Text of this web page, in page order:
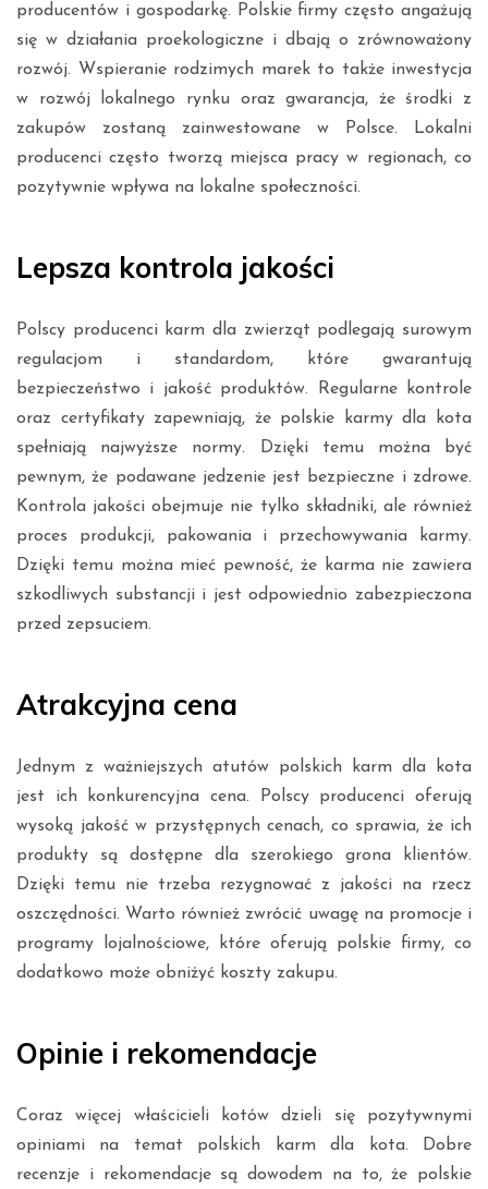
producentów i gospodarkę. Polskie firmy często angażują
się w działania proekologiczne i dbają o zrównoważony
rozwój. Wspieranie rodzimych marek to także inwestycja
w rozwój lokalnego rynku oraz gwarancja, że środki z
zakupów zostaną zainwestowane w Polsce. Lokalni
producenci często tworzą miejsca pracy w regionach, co
pozytywnie wpływa na lokalne społeczności.
Lepsza kontrola jakości
Polscy producenci karm dla zwierząt podlegają surowym
regulacjom i standardom, które gwarantują
bezpieczeństwo i jakość produktów. Regularne kontrole
oraz certyfikaty zapewniają, że polskie karmy dla kota
spełniają najwyższe normy. Dzięki temu można być
pewnym, że podawane jedzenie jest bezpieczne i zdrowe.
Kontrola jakości obejmuje nie tylko składniki, ale również
proces produkcji, pakowania i przechowywania karmy.
Dzięki temu można mieć pewność, że karma nie zawiera
szkodliwych substancji i jest odpowiednio zabezpieczona
przed zepsuciem.
Atrakcyjna cena
Jednym z ważniejszych atutów polskich karm dla kota
jest ich konkurencyjna cena. Polscy producenci oferują
wysoką jakość w przystępnych cenach, co sprawia, że ich
produkty są dostępne dla szerokiego grona klientów.
Dzięki temu nie trzeba rezygnować z jakości na rzecz
oszczędności. Warto również zwrócić uwagę na promocje i
programy lojalnościowe, które oferują polskie firmy, co
dodatkowo może obniżyć koszty zakupu.
Opinie i rekomendacje
Coraz więcej właścicieli kotów dzieli się pozytywnymi
opiniami na temat polskich karm dla kota. Dobre
recenzje i rekomendacje są dowodem na to, że polskie